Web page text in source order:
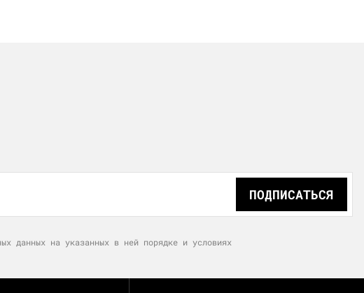
ПОДПИСАТЬСЯ
данных на указанных в ней порядке и условиях